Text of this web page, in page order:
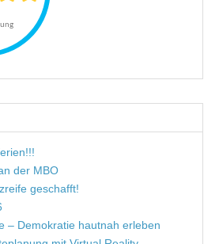
der MBO
geschafft!
– Demokratie hautnah erleben